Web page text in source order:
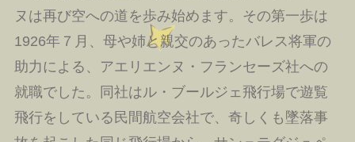
ヌは再び空への道を歩み始めます。その第一歩は
1926年７月、母や姉と親交のあったバレス将軍の
助力による、アエリエンヌ・フランセーズ社への
就職でした。同社はル・ブールジェ飛行場で遊覧
飛行をしている民間航空会社で、奇しくも墜落事